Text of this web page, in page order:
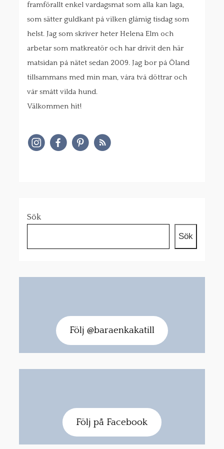
framförallt enkel vardagsmat som alla kan laga,
som sätter guldkant på vilken glåmig tisdag som
helst. Jag som skriver heter Helena Elm och
arbetar som matkreatör och har drivit den här
matsidan på nätet sedan 2009. Jag bor på Öland
tillsammans med min man, våra två döttrar och
vår smått vilda hund.
Välkommen hit!
Sök
Sök
Följ @baraenkakatill
Följ på Facebook